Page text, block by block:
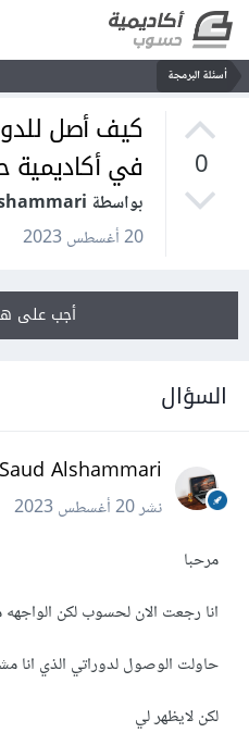
أسئلة البرمجة
0
كيف أصل
في
بواسطة Saud Alshammari
20 أغسطس 2023
أجب على
السؤال
Saud Alshammari
نشر20 أغسطس 2023
مرحبا
انا رجعت الان لحسوب لكن الواجهه
حاولت الوصول لدوراتي الذي انا
لكن لايظهر لي